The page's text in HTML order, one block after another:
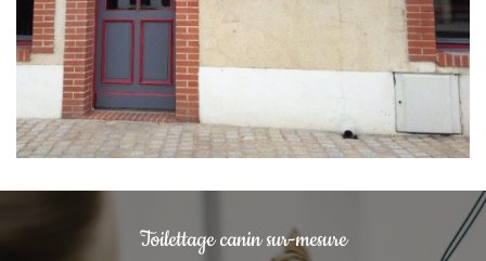
Toilettage canin sur-mesure